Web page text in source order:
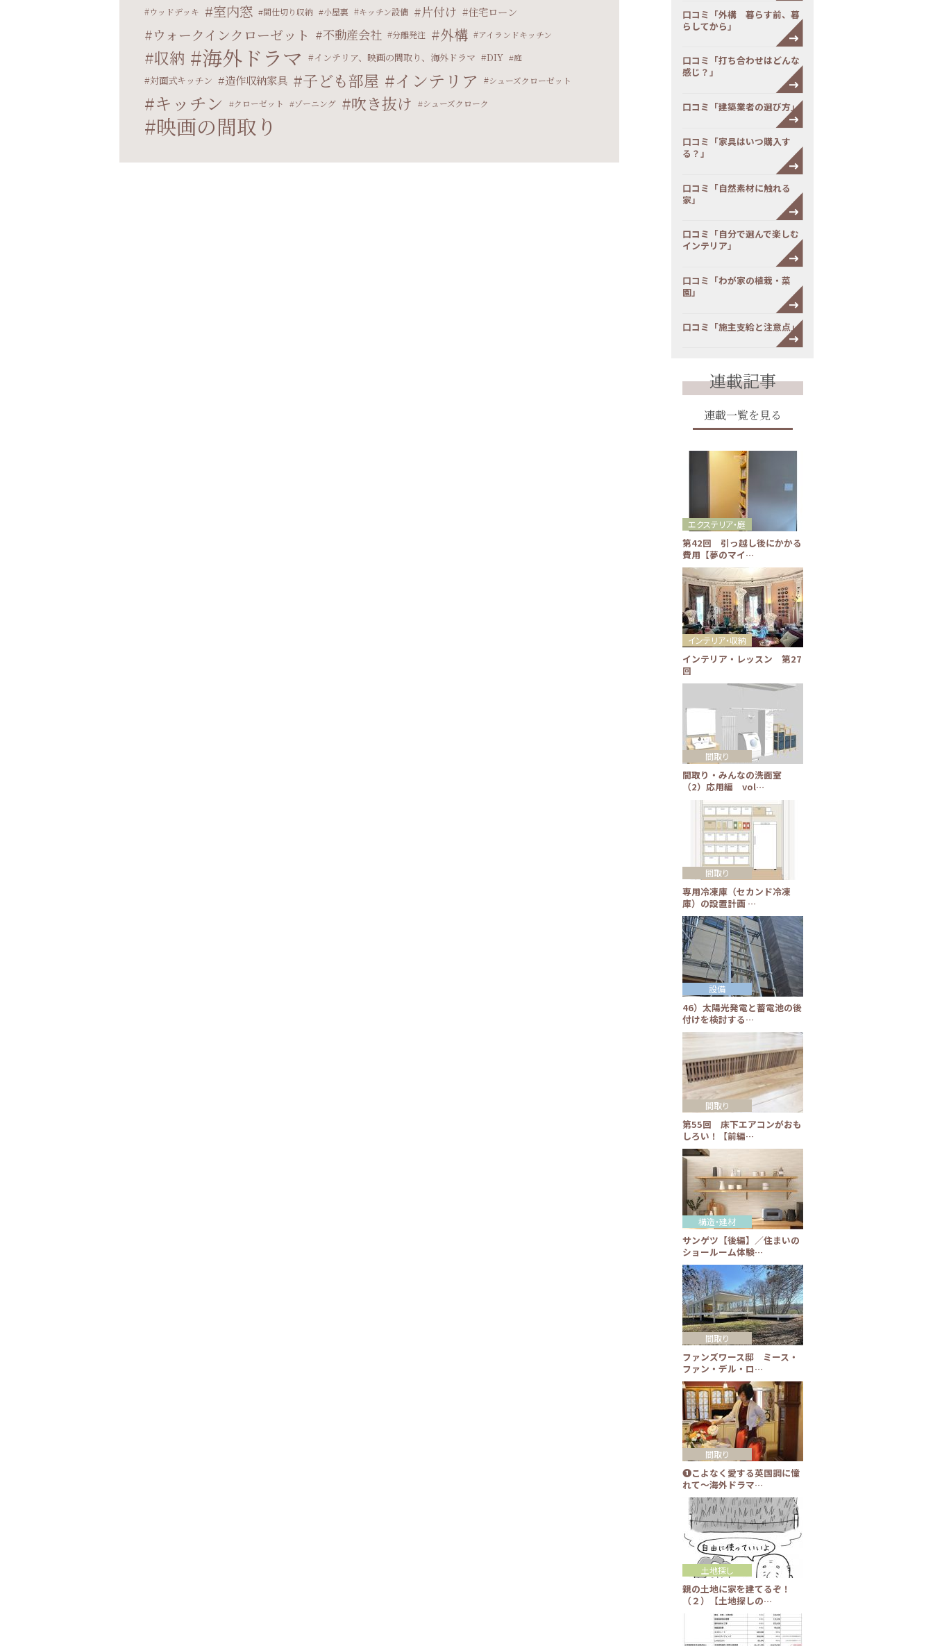
ウッドデッキ 室内窓 間仕切り収納 小屋裏 キッチン設備 片付け 住宅ローン
ウォークインクローゼット 不動産会社 分離発注 外構 アイランドキッチン
収納 海外ドラマ インテリア、映画の間取り、海外ドラマ DIY 庭
対面式キッチン 造作収納家具 子ども部屋 インテリア シューズクローゼット
キッチン クローゼット ゾーニング 吹き抜け シューズクローク
映画の間取り
口コミ「外構 暮らす前、暮
らしてから」
口コミ「打ち合わせはどんな
感じ？」
口コミ「建築業者の選び方」
口コミ「家具はいつ購入す
る？」
口コミ「自然素材に触れる
家」
口コミ「自分で選んで楽しむ
インテリア」
口コミ「わが家の植栽・菜
園」
口コミ「施主支給と注意点」
連載記事
連載一覧を見る
第42回 引っ越し後にかかる
費用【夢のマイ…
エクステリア・庭
インテリア・レッスン 第27
回
インテリア・収納
間取り・みんなの洗面室
（2）応用編 vol…
間取り
専用冷凍庫（セカンド冷凍
庫）の設置計画 …
間取り
46）太陽光発電と蓄電池の後
付けを検討する…
設備
第55回 床下エアコンがおも
しろい！【前編…
間取り
サンゲツ【後編】／住まいの
ショールーム体験…
構造・建材
ファンズワース邸 ミース・
ファン・デル・ロ…
間取り
❶こよなく愛する英国調に憧
れて～海外ドラマ…
間取り
親の土地に家を建てるぞ！
（２）【土地探しの…
土地探し